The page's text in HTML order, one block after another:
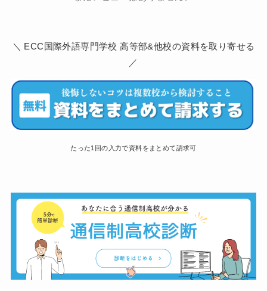
＼ ECC国際外語専門学校 高等部&他校の資料を取り寄せる
／
たった1回の入力で資料をまとめて請求可